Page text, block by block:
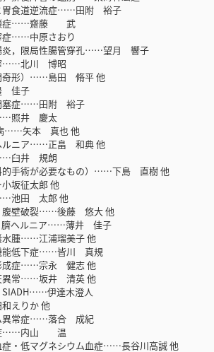
食道逆流症……田附 裕子
症……齋藤 武
……中原さおり
，限局性腸管穿孔……望月 響子
……北川 博昭
奇形）……島田 脩平 他
佳子
塞症……田附 裕子
照井 慶太
……矢本 真也 他
ルニア……正畠 和典 他
臼井 規朗
手術が必要なもの）……下島 直樹 他
坂征太郎 他
池田 太郎 他
壁破裂……後藤 悠大 他
ヘルニア……薄井 佳子
腫……江浦瑠美子 他
能低下症……皆川 真規
成症……宗永 健志 他
異常……坂井 清英 他
伊達木澄人
えりか 他
異常症……落合 成紀
……内山 温
・低マグネシウム血症……長谷川高誠 他